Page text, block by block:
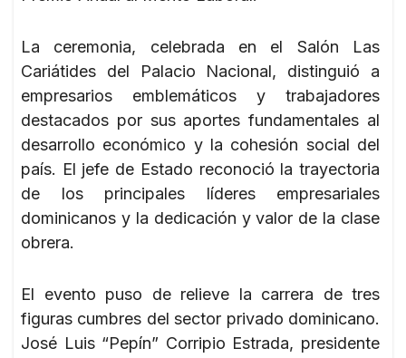
La ceremonia, celebrada en el Salón Las
Cariátides del Palacio Nacional, distinguió a
empresarios emblemáticos y trabajadores
destacados por sus aportes fundamentales al
desarrollo económico y la cohesión social del
país. El jefe de Estado reconoció la trayectoria
de los principales líderes empresariales
dominicanos y la dedicación y valor de la clase
obrera.
El evento puso de relieve la carrera de tres
figuras cumbres del sector privado dominicano.
José Luis “Pepín” Corripio Estrada, presidente